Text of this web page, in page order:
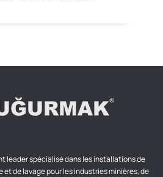
leader spécialisé dans les installations de
et de lavage pour les industries minières, de